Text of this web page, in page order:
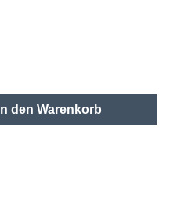
In den Warenkorb